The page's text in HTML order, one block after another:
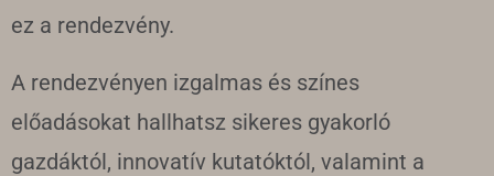
ez a rendezvény.
A rendezvényen izgalmas és színes
előadásokat hallhatsz sikeres gyakorló
gazdáktól, innovatív kutatóktól, valamint a